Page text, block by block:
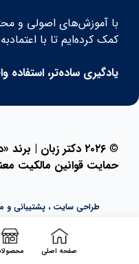
با آموزش‌های اصولی و
کمک کرده‌ایم تا با
یادگیری ساده‌تر، استفاده
©
۲۰۲۶ دکتر زبان |
حمایت قوانین مالکیت
طراحی سایت ، پشتیبانی و
صفحه اصلی